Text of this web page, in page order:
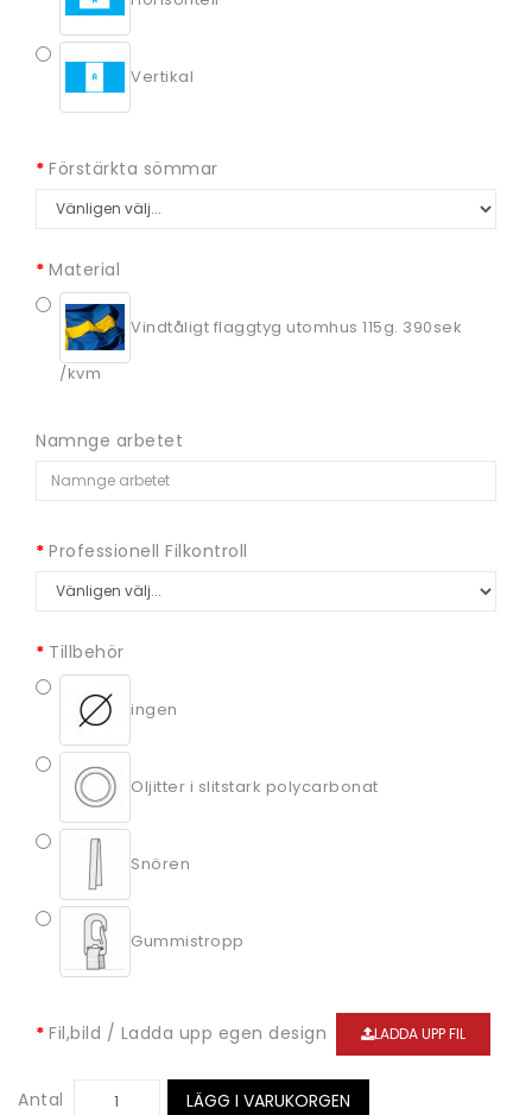
Vertikal
Förstärkta sömmar
Material
Vindtåligt flaggtyg utomhus 115g. 390sek
/kvm
Namnge arbetet
Professionell Filkontroll
Tillbehör
ingen
Oljitter i slitstark polycarbonat
Snören
Gummistropp
Fil,bild / Ladda upp egen design LADDA UPP FIL
Antal LÄGG I VARUKORGEN